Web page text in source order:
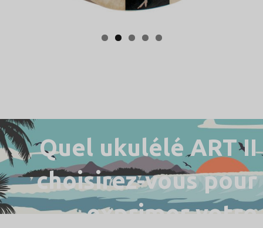
Quel ukulélé ART II
choisirez-vous pour
exprimer votre